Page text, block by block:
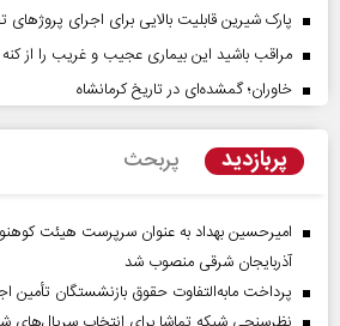
پارک شیرین قابلیت‌ بالایی برای اجرای پروژهای
مراقب باشید این بیماری عجیب و غریب را از
خاوران؛ گمشده‌ای در تاریخ کرمانشاه
پربازدید پربحث
امیرحسین بهداد به عنوان سرپرست هیئت
آذربایجان شرقی منصوب شد
پرداخت مابه‌التفاوت حقوق بازنشستگان تأمین